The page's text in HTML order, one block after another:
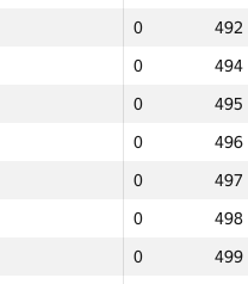
0
492
0
494
0
495
0
496
0
497
0
498
0
499
0
492
0
494
0
495
0
496
0
497
0
498
0
499